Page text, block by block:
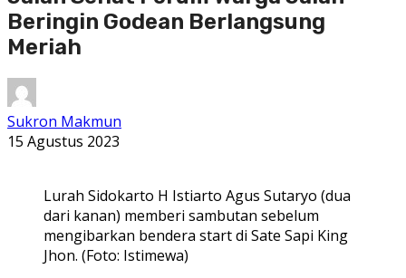
Beringin Godean Berlangsung
Meriah
Sukron Makmun
15 Agustus 2023
Lurah Sidokarto H Istiarto Agus Sutaryo (dua
dari kanan) memberi sambutan sebelum
mengibarkan bendera start di Sate Sapi King
Jhon. (Foto: Istimewa)